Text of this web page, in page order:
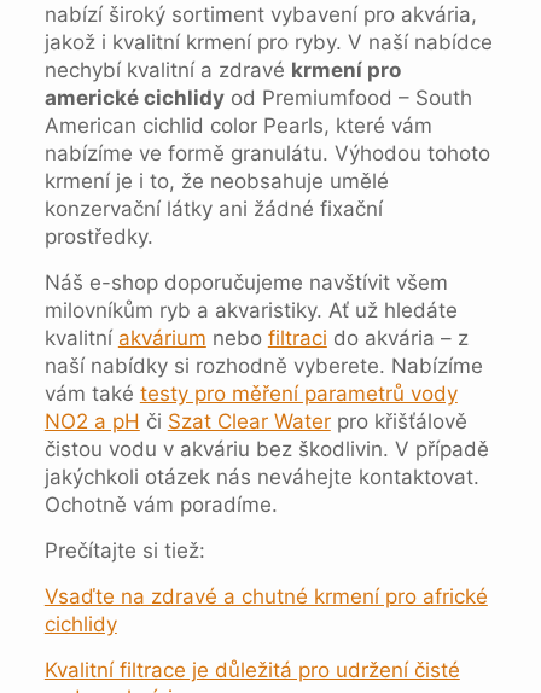
nabízí široký sortiment vybavení pro akvária,
jakož i kvalitní krmení pro ryby. V naší nabídce
nechybí kvalitní a zdravé krmení pro
americké cichlidyod Premiumfood – South
American cichlid color Pearls, které vám
nabízíme ve formě granulátu. Výhodou tohoto
krmení je i to, že neobsahuje umělé
konzervační látky ani žádné fixační
prostředky.
Náš e-shop doporučujeme navštívit všem
milovníkům ryb a akvaristiky. Ať už hledáte
kvalitní akvárium nebo filtraci do akvária – z
naší nabídky si rozhodně vyberete. Nabízíme
vám také testy pro měření parametrů vody
NO2 a pH či Szat Clear Waterpro křišťálově
čistou vodu v akváriu bez škodlivin. V případě
jakýchkoli otázek nás neváhejte kontaktovat.
Ochotně vám poradíme.
Prečítajte si tiež:
Vsaďte na zdravé a chutné krmení pro africké
cichlidy
Kvalitní filtrace je důležitá pro udržení čisté